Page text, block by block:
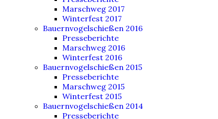
Marschweg 2017
Winterfest 2017
Bauernvogelschießen 2016
Presseberichte
Marschweg 2016
Winterfest 2016
Bauernvogelschießen 2015
Presseberichte
Marschweg 2015
Winterfest 2015
Bauernvogelschießen 2014
Presseberichte